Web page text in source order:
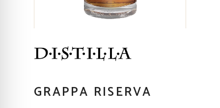
GRAPPA RISERVA